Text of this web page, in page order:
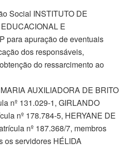
Social INSTITUTO DE
E
para apuração de eventuais
dos responsáveis,
do ressarcimento ao
AUXILIADORA DE BRITO
nº 131.029-1, GIRLANDO
nº 178.784-5, HERYANE DE
nº 187.368/7, membros
os servidores HÉLIDA